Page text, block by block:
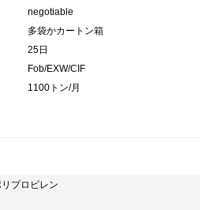
negotiable
多袋かカートン箱
25日
Fob/EXW/CIF
1100トン/月
プロピレン